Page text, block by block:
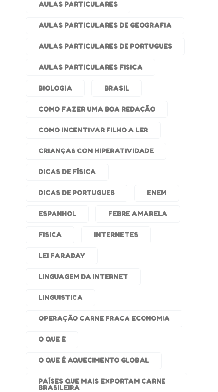
AULAS PARTICULARES
AULAS PARTICULARES DE GEOGRAFIA
AULAS PARTICULARES DE PORTUGUES
AULAS PARTICULARES FISICA
BIOLOGIA BRASIL
COMO FAZER UMA BOA REDAÇÃO
COMO INCENTIVAR FILHO A LER
CRIANÇAS COM HIPERATIVIDADE
DICAS DE FÍSICA
DICAS DE PORTUGUES ENEM
ESPANHOL FEBRE AMARELA
FISICA INTERNETES
LEI FARADAY
LINGUAGEM DA INTERNET
LINGUISTICA
OPERAÇÃO CARNE FRACA ECONOMIA
O QUE É
O QUE É AQUECIMENTO GLOBAL
PAÍSES QUE MAIS EXPORTAM CARNE
BRASILEIRA